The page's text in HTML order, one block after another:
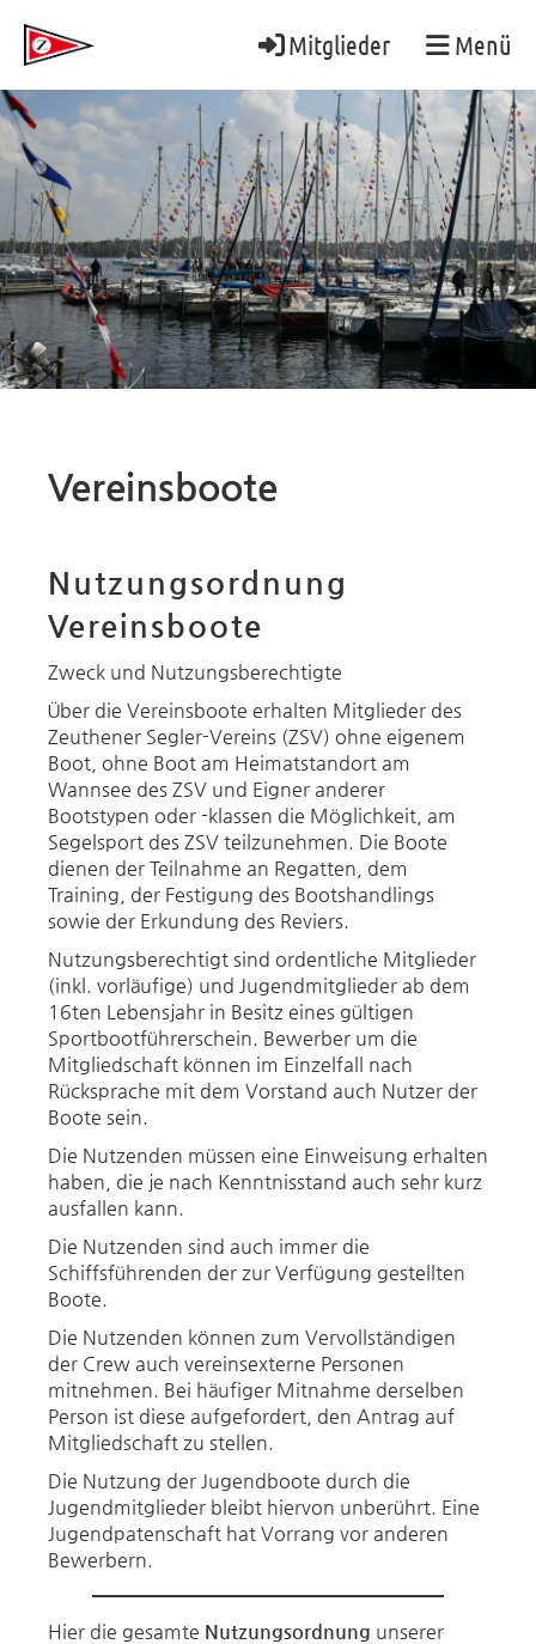
Mitglieder Menü
Vereinsboote
Nutzungsordnung
Vereinsboote
Zweck und Nutzungsberechtigte
Über die Vereinsboote erhalten Mitglieder des
Zeuthener Segler-Vereins (ZSV) ohne eigenem
Boot, ohne Boot am Heimatstandort am
Wannsee des ZSV und Eigner anderer
Bootstypen oder -klassen die Möglichkeit, am
Segelsport des ZSV teilzunehmen. Die Boote
dienen der Teilnahme an Regatten, dem
Training, der Festigung des Bootshandlings
sowie der Erkundung des Reviers.
Nutzungsberechtigt sind ordentliche Mitglieder
(inkl. vorläufige) und Jugendmitglieder ab dem
16ten Lebensjahr in Besitz eines gültigen
Sportbootführerschein. Bewerber um die
Mitgliedschaft können im Einzelfall nach
Rücksprache mit dem Vorstand auch Nutzer der
Boote sein.
Die Nutzenden müssen eine Einweisung erhalten
haben, die je nach Kenntnisstand auch sehr kurz
ausfallen kann.
Die Nutzenden sind auch immer die
Schiffsführenden der zur Verfügung gestellten
Boote.
Die Nutzenden können zum Vervollständigen
der Crew auch vereinsexterne Personen
mitnehmen. Bei häufiger Mitnahme derselben
Person ist diese aufgefordert, den Antrag auf
Mitgliedschaft zu stellen.
Die Nutzung der Jugendboote durch die
Jugendmitglieder bleibt hiervon unberührt. Eine
Jugendpatenschaft hat Vorrang vor anderen
Bewerbern.
Hier die gesamte Nutzungsordnung unserer